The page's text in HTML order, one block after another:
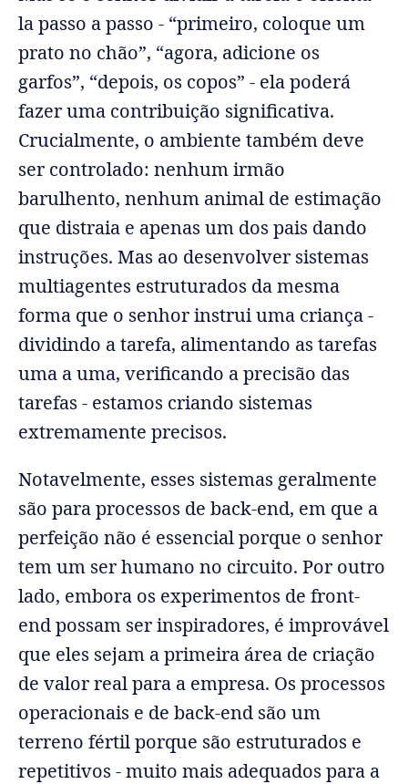
la passo a passo - “primeiro, coloque um
prato no chão”, “agora, adicione os
garfos”, “depois, os copos” - ela poderá
fazer uma contribuição significativa.
Crucialmente, o ambiente também deve
ser controlado: nenhum irmão
barulhento, nenhum animal de estimação
que distraia e apenas um dos pais dando
instruções. Mas ao desenvolver sistemas
multiagentes estruturados da mesma
forma que o senhor instrui uma criança -
dividindo a tarefa, alimentando as tarefas
uma a uma, verificando a precisão das
tarefas - estamos criando sistemas
extremamente precisos.
Notavelmente, esses sistemas geralmente
são para processos de back-end, em que a
perfeição não é essencial porque o senhor
tem um ser humano no circuito. Por outro
lado, embora os experimentos de front-
end possam ser inspiradores, é improvável
que eles sejam a primeira área de criação
de valor real para a empresa. Os processos
operacionais e de back-end são um
terreno fértil porque são estruturados e
repetitivos - muito mais adequados para a